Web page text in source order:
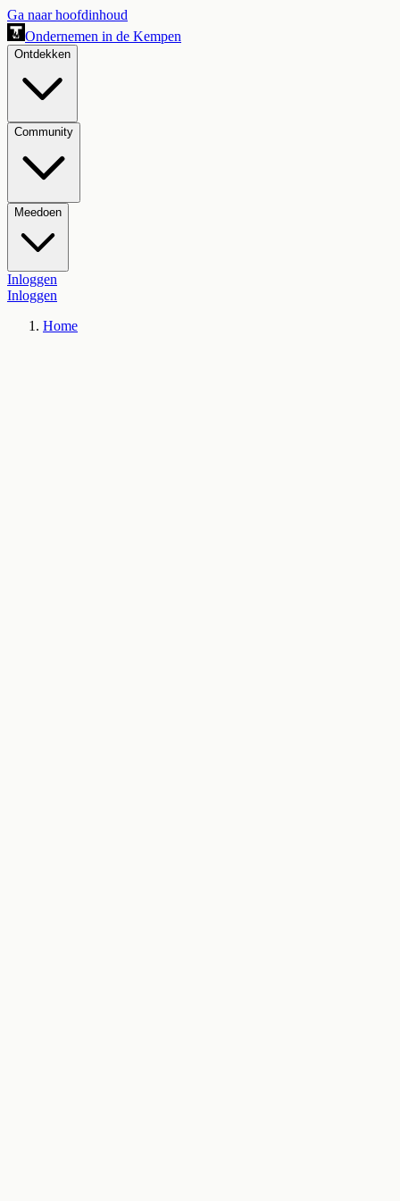
Ga naar hoofdinhoud
Ondernemen in de Kempen
Ontdekken
Community
Meedoen
Inloggen
Inloggen
Home